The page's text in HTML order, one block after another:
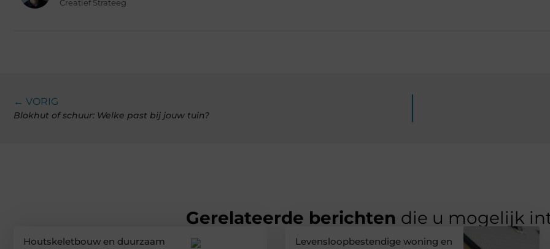
Creatief Strateeg
← VORIG
Blokhut of schuur: Welke past bij jouw tuin?
Gerelateerde berichten die u mogelijk
Houtskeletbouw en duurzaam
Levensloopbestendige woning en